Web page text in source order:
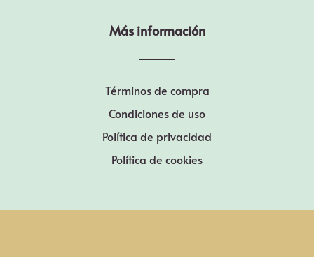
Más información
Términos de compra
Condiciones de uso
Política de privacidad
Política de cookies